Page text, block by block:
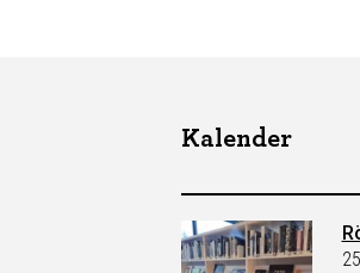
Kalender